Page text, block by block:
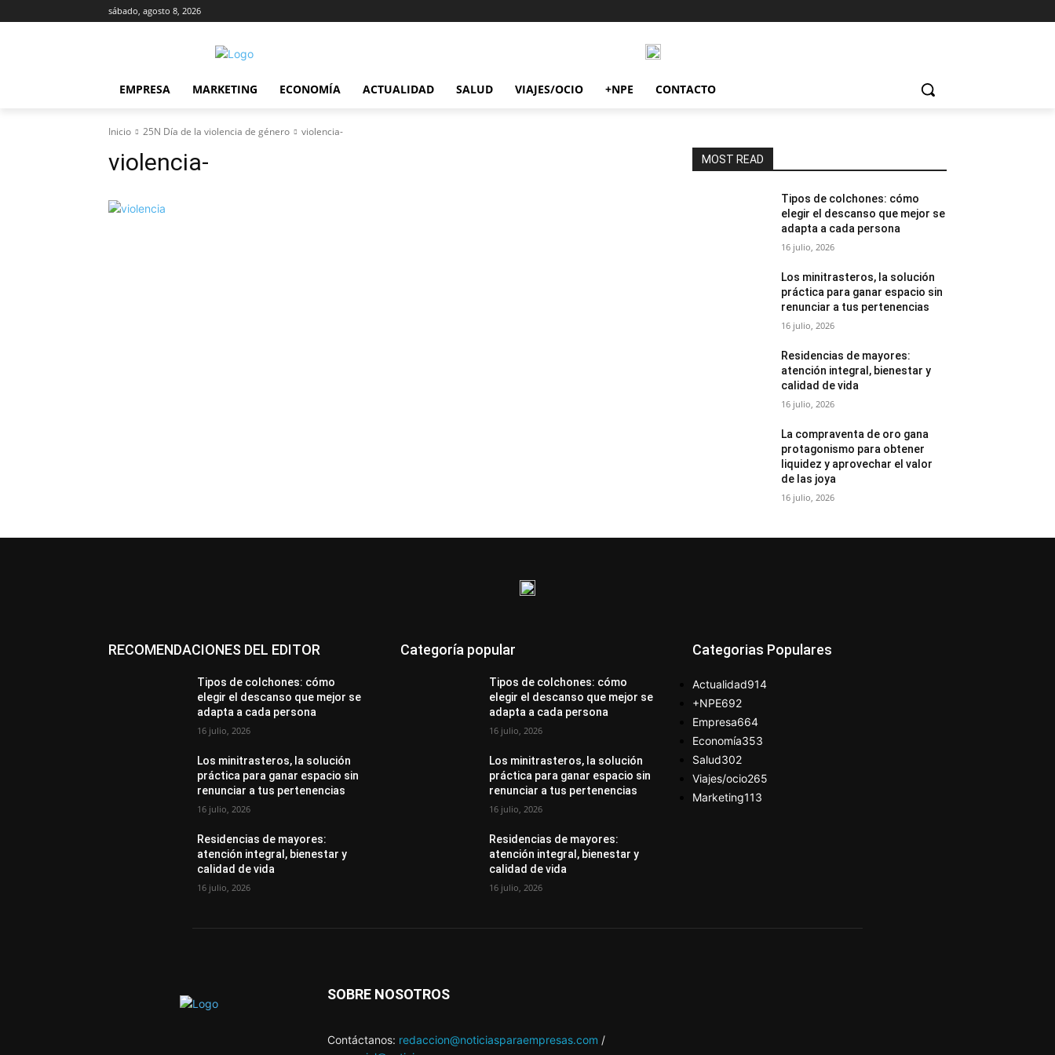
sábado, agosto 8, 2026
EMPRESA MARKETING ECONOMÍA ACTUALIDAD SALUD VIAJES/OCIO +NPE CONTACTO
Inicio 25N Día de la violencia de género violencia-
violencia- MOST READ
Tipos de colchones: cómo
elegir el descanso que mejor se
adapta a cada persona
16 julio, 2026
Los minitrasteros, la solución
práctica para ganar espacio sin
renunciar a tus pertenencias
16 julio, 2026
Residencias de mayores:
atención integral, bienestar y
calidad de vida
16 julio, 2026
La compraventa de oro gana
protagonismo para obtener
liquidez y aprovechar el valor
de las joya
16 julio, 2026
RECOMENDACIONES DEL EDITOR
Tipos de colchones: cómo
elegir el descanso que mejor se
adapta a cada persona
16 julio, 2026
Los minitrasteros, la solución
práctica para ganar espacio sin
renunciar a tus pertenencias
16 julio, 2026
Residencias de mayores:
atención integral, bienestar y
calidad de vida
16 julio, 2026
Categoría popular
Tipos de colchones: cómo
elegir el descanso que mejor se
adapta a cada persona
16 julio, 2026
Los minitrasteros, la solución
práctica para ganar espacio sin
renunciar a tus pertenencias
16 julio, 2026
Residencias de mayores:
atención integral, bienestar y
calidad de vida
16 julio, 2026
Categorias Populares
Actualidad914
+NPE692
Empresa664
Economía353
Salud302
Viajes/ocio265
Marketing113
SOBRE NOSOTROS
Contáctanos: redaccion@noticiasparaempresas.com /